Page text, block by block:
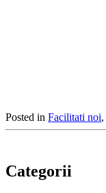
Posted in Facilitati noi,
Categorii